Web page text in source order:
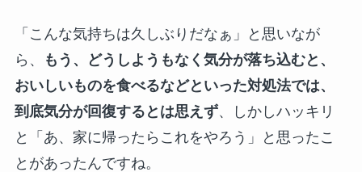
「こんな気持ちは久しぶりだなぁ」と思いなが
ら、
もう、どうしようもなく気分が落ち込むと、
おいしいものを食べるなどといった対処法では、
到底気分が回復するとは思えず、しかしハッキリ
と「あ、家に帰ったらこれをやろう」と思ったこ
とがあったんですね。